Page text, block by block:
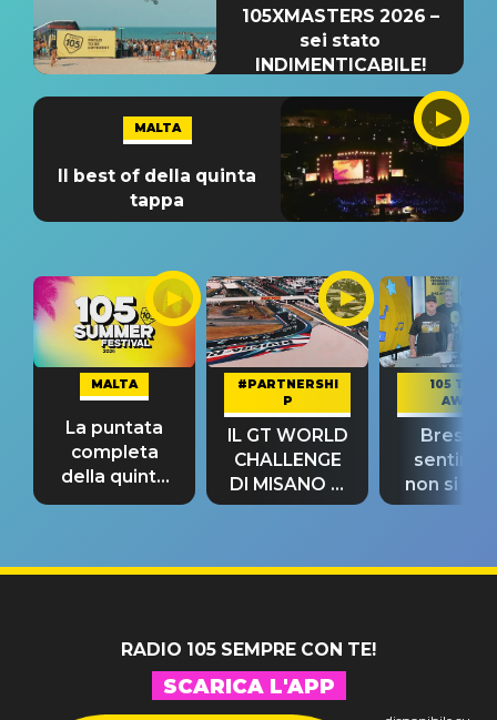
105XMASTERS 2026 –
sei stato
INDIMENTICABILE!
MALTA
Il best of della quinta
tappa
MALTA
La puntata
completa
della quinta
tappa
#PARTNERSHI
P
IL GT WORLD
CHALLENGE
DI MISANO si
riconferma
105 TAKE
AWAY
Bresh:
non si
fino alla
RADIO 105 SEMPRE CON TE!
SCARICA L'APP